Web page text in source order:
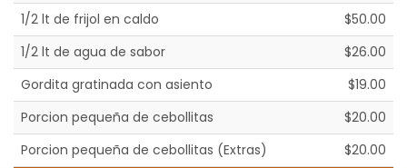
1/2 lt de frijol en caldo
$50.00
1/2 lt de agua de sabor
$26.00
Gordita gratinada con asiento
$19.00
Porcion pequeña de cebollitas
$20.00
Porcion pequeña de cebollitas (Extras)
$20.00